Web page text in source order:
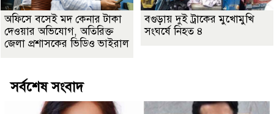
অফিসে বসেই মদ কেনার টাকা
দেওয়ার অভিযোগ, অতিরিক্ত
জেলা প্রশাসকের ভিডিও ভাইরাল
বগুড়ায় দুই ট্রাকের মুখোমুখি
সংঘর্ষে নিহত ৪
সর্বশেষ সংবাদ